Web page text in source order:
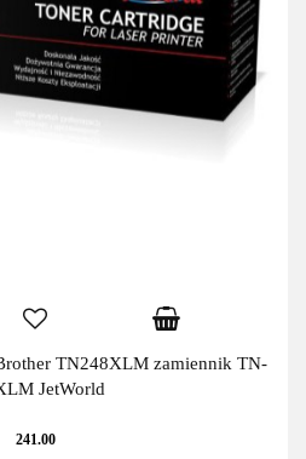
TN248XLM zamiennik TN-
JetWorld
241.00